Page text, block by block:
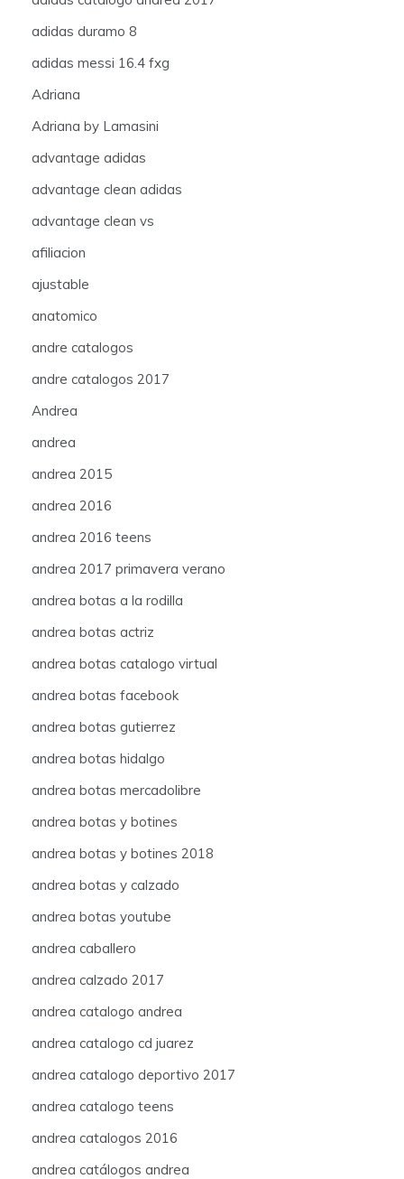
adidas duramo 8
adidas messi 16.4 fxg
Adriana
Adriana by Lamasini
advantage adidas
advantage clean adidas
advantage clean vs
afiliacion
ajustable
anatomico
andre catalogos
andre catalogos 2017
Andrea
andrea
andrea 2015
andrea 2016
andrea 2016 teens
andrea 2017 primavera verano
andrea botas a la rodilla
andrea botas actriz
andrea botas catalogo virtual
andrea botas facebook
andrea botas gutierrez
andrea botas hidalgo
andrea botas mercadolibre
andrea botas y botines
andrea botas y botines 2018
andrea botas y calzado
andrea botas youtube
andrea caballero
andrea calzado 2017
andrea catalogo andrea
andrea catalogo cd juarez
andrea catalogo deportivo 2017
andrea catalogo teens
andrea catalogos 2016
andrea catálogos andrea